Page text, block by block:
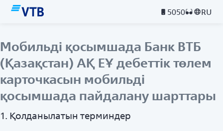
5050 RU
Мобильді қосымшада Банк ВТБ
(Қазақстан) АҚ ЕҰ дебеттік төлем
карточкасын мобильді
қосымшада пайдалану шарттары
1. Қолданылатын терминдер